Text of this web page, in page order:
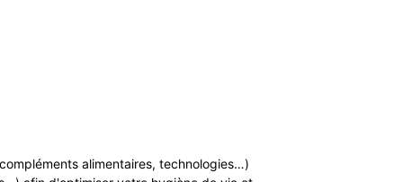
alimentaires, technologies…)